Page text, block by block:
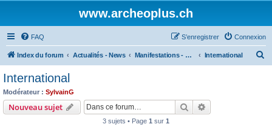
www.archeoplus.ch
FAQ Connexion
S’enregistrer
Index du forum Actualités - News Manifestations - Events International
International
Modérateur : SylvainG
Nouveau sujet Rechercher
3 sujets • Page 1 sur 1